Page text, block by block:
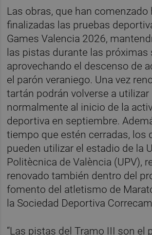
Las obras, que han comenzado
finalizadas las pruebas
Games Valencia 2026,
las pistas durante las próximas
aprovechando el descenso de
el parón veraniego. Una vez
tartán podrán volverse a utilizar
normalmente al inicio de la
deportiva en septiembre.
tiempo que estén cerradas, los
pueden utilizar el estadio de la
Politècnica de València (UPV),
renovado también dentro del
fomento del atletismo de
la Sociedad Deportiva
“Las pistas del Tramo III son el